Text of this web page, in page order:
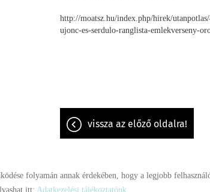
http://moatsz.hu/index.php/hirek/
ujonc-es-serdulo-ranglista-emlekverseny-
vissza az előző oldalra!
folyamán annak érdekében, hogy a legjobb
itt: Adatkezelési tájékoztatónk